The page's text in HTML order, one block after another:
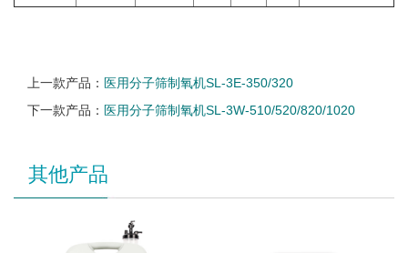
上一款产品： 医用分子筛制氧机SL-3E-350/320
下一款产品： 医用分子筛制氧机SL-3W-510/520/820/1020
其他产品